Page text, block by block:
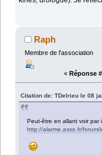
Raph
Membre de l'association
« Réponse
Citation de: TDelrieu le 08
Peut-être en allant voir par
http://alarme.asso.fr/